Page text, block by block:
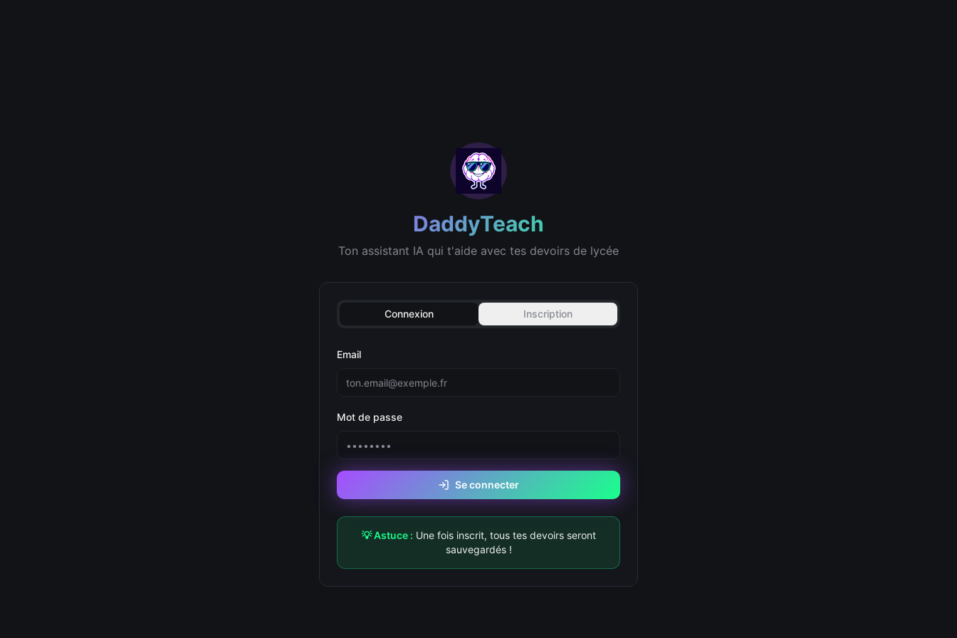
DaddyTeach
Ton assistant IA qui t'aide avec tes devoirs de lycée
Connexion Inscription
Email
Mot de passe
Se connecter
💡 Astuce : Une fois inscrit, tous tes devoirs seront
sauvegardés !